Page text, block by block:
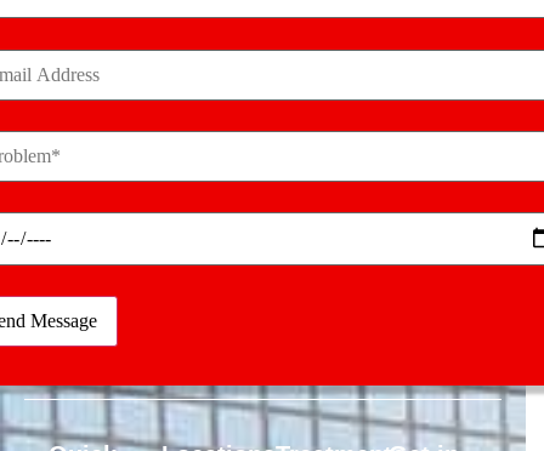
Cashless
Insurance